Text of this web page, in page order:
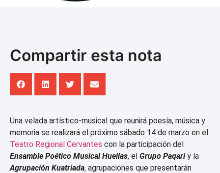
Compartir esta nota
Una velada artístico-musical que reunirá poesía, música y
memoria se realizará el próximo sábado 14 de marzo en el
Teatro Regional Cervantes con la participación del
Ensamble Poético Musical Huellas, el Grupo Paqariy la
Agrupación Kuatriada, agrupaciones que presentarán